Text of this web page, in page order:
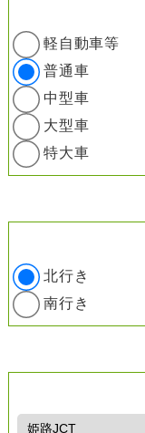
軽自動車等
普通車
中型車
大型車
特大車
北行き
南行き